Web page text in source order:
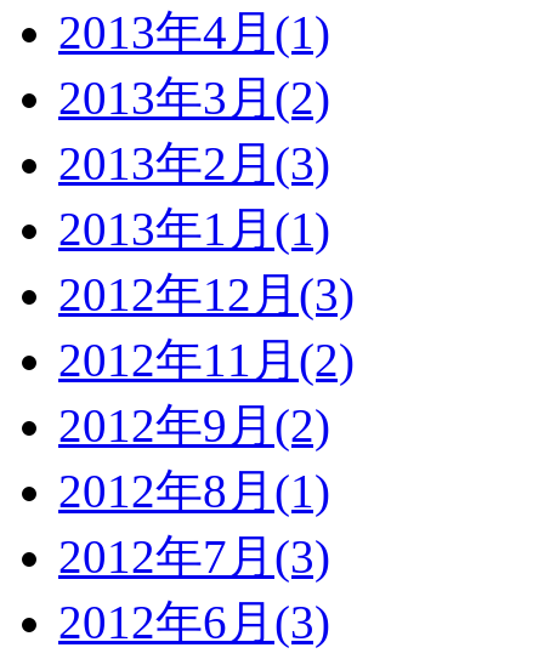
2013年4月(1)
2013年3月(2)
2013年2月(3)
2013年1月(1)
2012年12月(3)
2012年11月(2)
2012年9月(2)
2012年8月(1)
2012年7月(3)
2012年6月(3)